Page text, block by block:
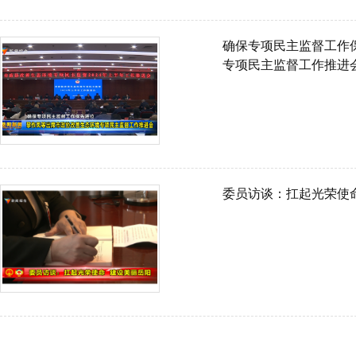
确保专项民主监督工作
专项民主监督工作推进